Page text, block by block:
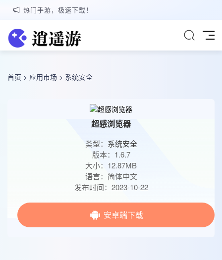
热门手游，极速下载！
首页 > 应用市场 > 系统安全
超感浏览器
类型： 系统安全
版本：1.6.7
大小：12.87MB
语言：简体中文
发布时间：2023-10-22
安卓端下载